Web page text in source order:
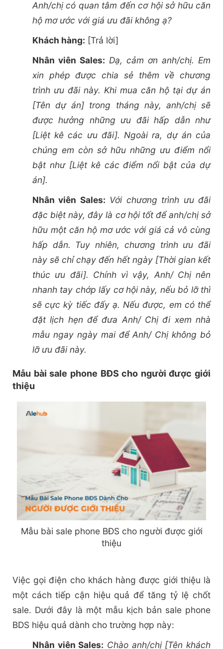
Anh/chị có quan tâm đến cơ hội sở hữu căn
hộ mơ ước với giá ưu đãi không ạ?
Khách hàng: [Trả lời]
Nhân viên Sales: Dạ, cảm ơn anh/chị. Em
xin phép được chia sẻ thêm về chương
trình ưu đãi này. Khi mua căn hộ tại dự án
[Tên dự án] trong tháng này, anh/chị sẽ
được hưởng những ưu đãi hấp dẫn như
[Liệt kê các ưu đãi]. Ngoài ra, dự án của
chúng em còn sở hữu những ưu điểm nổi
bật như [Liệt kê các điểm nổi bật của dự
án].
Nhân viên Sales: Với chương trình ưu đãi
đặc biệt này, đây là cơ hội tốt để anh/chị sở
hữu một căn hộ mơ ước với giá cả vô cùng
hấp dẫn. Tuy nhiên, chương trình ưu đãi
này sẽ chỉ chạy đến hết ngày [Thời gian kết
thúc ưu đãi]. Chính vì vậy, Anh/ Chị nên
nhanh tay chớp lấy cơ hội này, nếu bỏ lỡ thì
sẽ cực kỳ tiếc đấy ạ. Nếu được, em có thể
đặt lịch hẹn để đưa Anh/ Chị đi xem nhà
mẫu ngay ngày mai để Anh/ Chị không bỏ
lỡ ưu đãi này.
Mẫu bài sale phone BĐS cho người được giới
thiệu
Mẫu bài sale phone BĐS cho người được giới
thiệu
Việc gọi điện cho khách hàng được giới thiệu là
một cách tiếp cận hiệu quả để tăng tỷ lệ chốt
sale. Dưới đây là một mẫu kịch bản sale phone
BDS hiệu quả dành cho trường hợp này:
Nhân viên Sales: Chào anh/chị [Tên khách